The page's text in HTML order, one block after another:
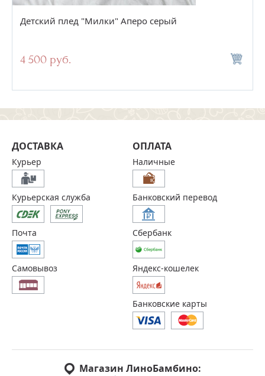
Детский плед "Милки" Аперо серый
4 500 руб.
Магазин ЛиноБамбино:
ДОСТАВКА
Курьер
Курьерская служба
Почта
Самовывоз
ОПЛАТА
Наличные
Банковский перевод
Сбербанк
Яндекс-кошелек
Банковские карты